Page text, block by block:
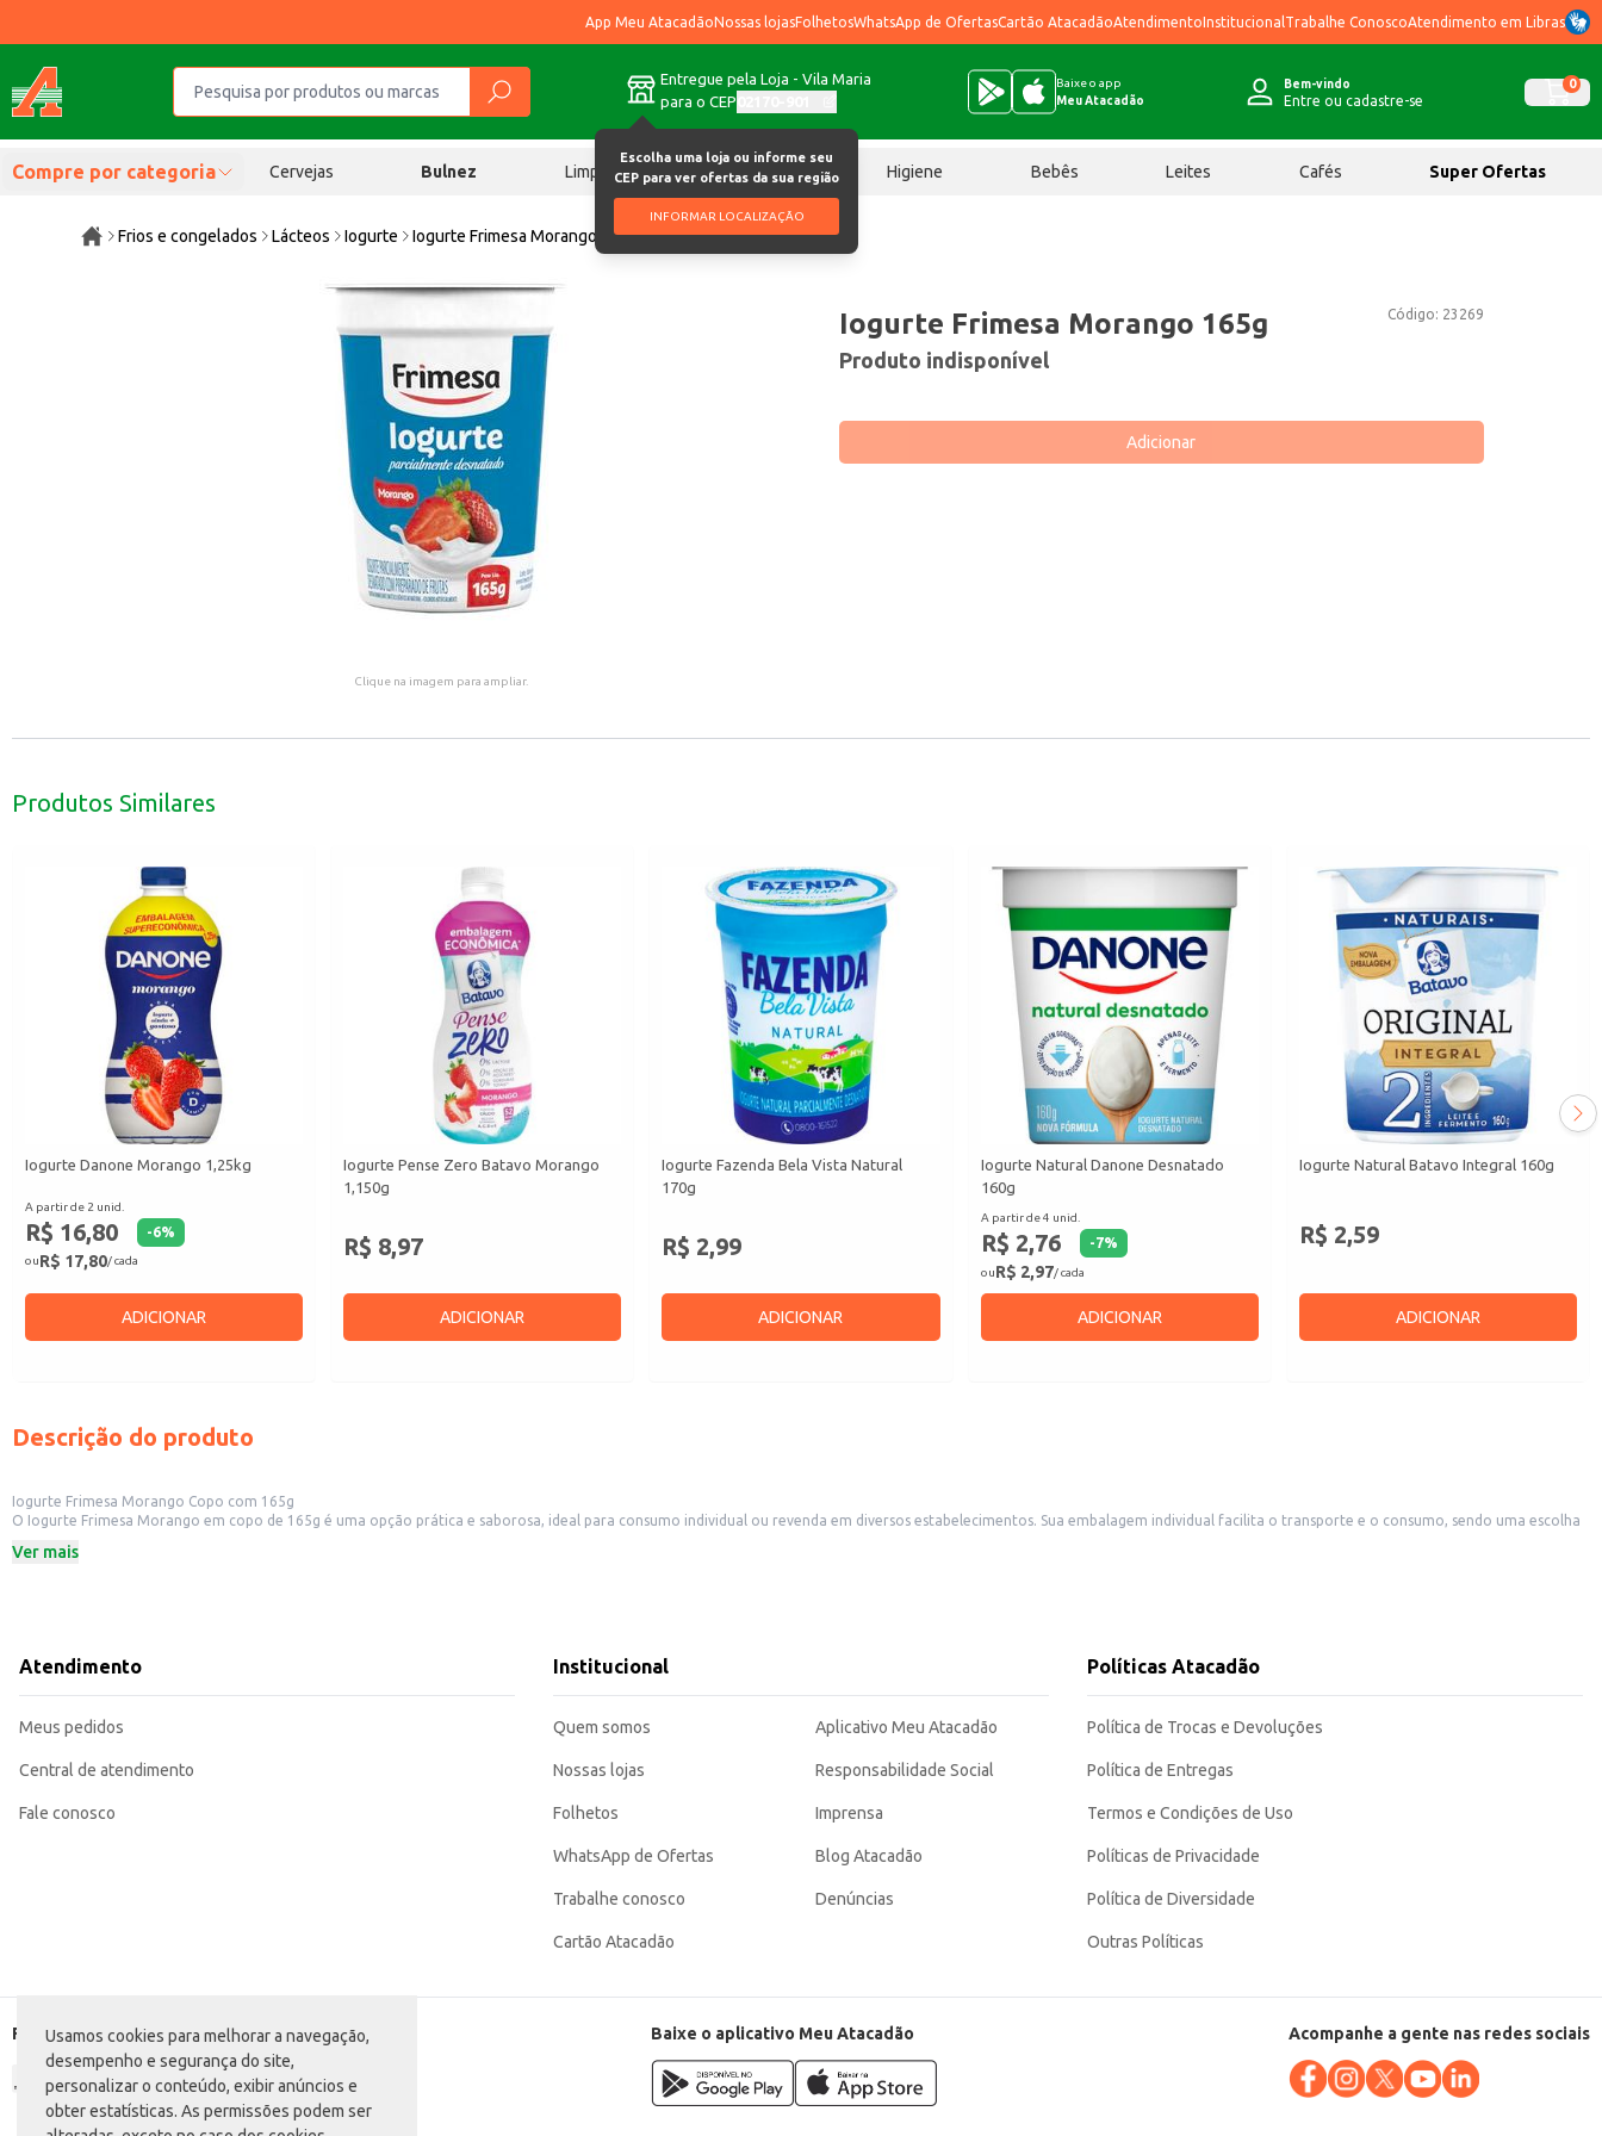
Usamos cookies para melhorar a navegação,
desempenho e segurança do site,
personalizar o conteúdo, exibir anúncios e
obter estatísticas. As permissões podem ser
App Meu AtacadãoNossas lojasFolhetosWhatsApp de OfertasCartão AtacadãoAtendimentoInstitucional Trabalhe ConoscoAtendimento em Libras
Entregue pela Loja - Vila Maria
para o CEP
Escolha uma loja ou informe seu
CEP para ver ofertas da sua região
INFORMAR LOCALIZAÇÃO
Baixe o app
Meu Atacadão
Bem-vindo
Entre ou cadastre-se
0
Compre por categoria Cervejas Bulnez Limpeza Chocolates Higiene Bebês Leites Cafés Super Ofertas
Frios e congelados Lácteos Iogurte Iogurte Frimesa Morango 165g
Clique na imagem para ampliar.
Código: 23269
Iogurte Frimesa Morango 165g
Produto indisponível
Adicionar
Produtos Similares
Iogurte Danone Morango 1,25kg
A partir de 2 unid.
R$ 16,80 -6%
ouR$ 17,80/ cada
ADICIONAR
Iogurte Pense Zero Batavo Morango
1,150g
R$ 8,97
ADICIONAR
Iogurte Fazenda Bela Vista Natural
170g
R$ 2,99
ADICIONAR
Iogurte Natural Danone Desnatado
160g
A partir de 4 unid.
R$ 2,76 -7%
ouR$ 2,97/ cada
ADICIONAR
Iogurte Natural Batavo Integral 160g
R$ 2,59
ADICIONAR
Descrição do produto
Iogurte Frimesa Morango Copo com 165g
O Iogurte Frimesa Morango em copo de 165g é uma opção prática e saborosa, ideal para consumo individual ou revenda em diversos estabelecimentos. Sua embalagem individual facilita o transporte e o consumo, sendo uma escolha
consumo doméstico, ideal para um lanche rápido e nutritivo.
O Iogurte Frimesa Morango proporciona uma opção conveniente e saborosa, tanto para o consumo individual quanto para revenda em diversos pontos de venda. Sua praticidade e sabor agradam a um público amplo, tornando-o uma
escolha eficiente para quem busca um produto de qualidade e fácil comercialização.
Departamento: Frios e congelados
Conteúdo: 165g
Ver mais
Atendimento
Meus pedidos
Central de atendimento
Fale conosco
Institucional
Quem somos
Nossas lojas
Folhetos
WhatsApp de Ofertas
Trabalhe conosco
Cartão Atacadão
Aplicativo Meu Atacadão
Responsabilidade Social
Imprensa
Blog Atacadão
Denúncias
Políticas Atacadão
Política de Trocas e Devoluções
Política de Entregas
Termos e Condições de Uso
Políticas de Privacidade
Política de Diversidade
Outras Políticas
Formas de pagamento Baixe o aplicativo Meu Atacadão Acompanhe a gente nas redes sociais